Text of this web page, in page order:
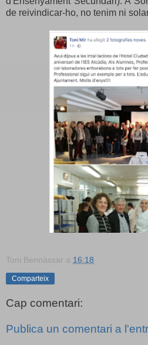
de reivindicar-ho, no tenim ni
Toni Bennàssar a 16:18
Comparteix
Cap comentari:
Publica un comentari a